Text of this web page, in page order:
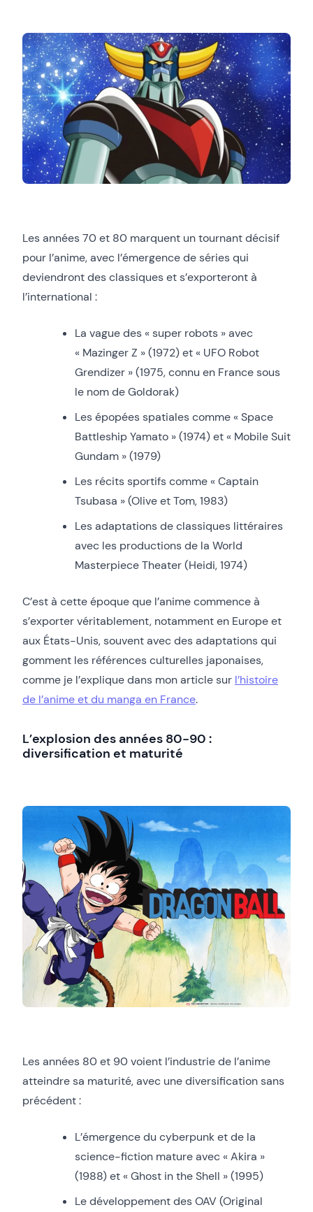
Les années 70 et 80 marquent un tournant décisif
pour l’anime, avec l’émergence de séries qui
deviendront des classiques et s’exporteront à
l’international :
La vague des « super robots » avec
« Mazinger Z » (1972) et « UFO Robot
Grendizer » (1975, connu en France sous
le nom de Goldorak)
Les épopées spatiales comme « Space
Battleship Yamato » (1974) et « Mobile Suit
Gundam » (1979)
Les récits sportifs comme « Captain
Tsubasa » (Olive et Tom, 1983)
Les adaptations de classiques littéraires
avec les productions de la World
Masterpiece Theater (Heidi, 1974)
C’est à cette époque que l’anime commence à
s’exporter véritablement, notamment en Europe et
aux États-Unis, souvent avec des adaptations qui
gomment les références culturelles japonaises,
comme je l’explique dans mon article sur l’histoire
de l’anime et du manga en France.
L’explosion des années 80-90 :
diversification et maturité
Les années 80 et 90 voient l’industrie de l’anime
atteindre sa maturité, avec une diversification sans
précédent :
L’émergence du cyberpunk et de la
science-fiction mature avec « Akira »
(1988) et « Ghost in the Shell » (1995)
Le développement des OAV (Original